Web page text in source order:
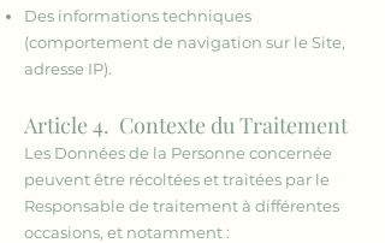
Des informations techniques
(comportement de navigation sur le Site,
adresse IP).
Article 4. Contexte du Traitement
Les Données de la Personne concernée
peuvent être récoltées et traitées par le
Responsable de traitement à différentes
occasions, et notamment :